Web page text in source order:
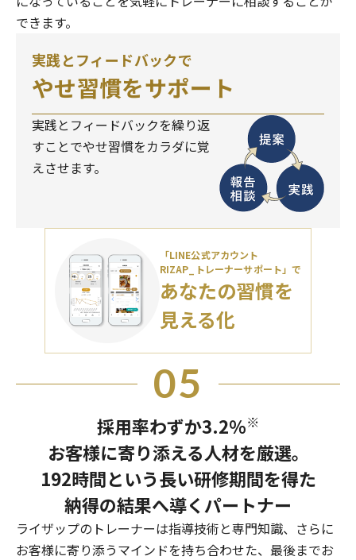
できます。
実践とフィードバックで
やせ習慣をサポート
実践とフィードバックを繰り返
すことでやせ習慣をカラダに覚
えさせます。
「LINE公式アカウント
RIZAP_トレーナーサポート」で
あなたの習慣を
見える化
05
採用率わずか3.2％※
お客様に寄り添える人材を厳選。
192時間という長い研修期間を得た
納得の結果へ導くパートナー
ライザップのトレーナーは指導技術と専門知識、さらに
お客様に寄り添うマインドを持ち合わせた、最後までお